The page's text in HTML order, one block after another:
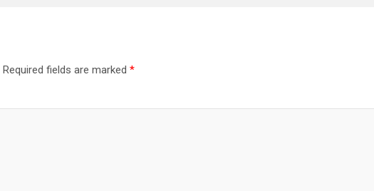
Required fields are marked *